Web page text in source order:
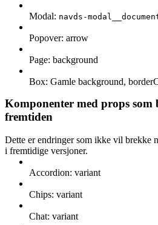
Modal: navds-
Popover: arrow
Page: background
Box: Gamle background,
Komponenter med props
fremtiden
Dette er endringer som ikke vil brekke
i fremtidige versjoner.
Accordion: variant
Chips: variant
Chat: variant